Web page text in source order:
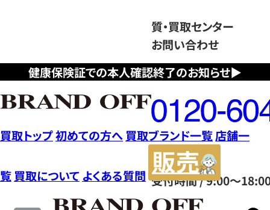
健康保険証での本人確認終了のお知らせ▶
質・買取センター
お問い合わせ
フ
リ
ー
ダ
イ
ヤ
ル
0120604117
受付時間 / 9:00～
買取トップ初めての方へ 買取ブランド一覧店舗一
覧 買取について よくある質問
サ